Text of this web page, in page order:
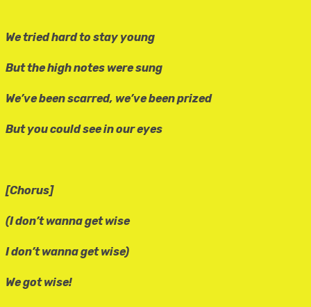
We tried hard to stay young
But the high notes were sung
We’ve been scarred, we’ve been prized
But you could see in our eyes
[Chorus]
(I don’t wanna get wise
I don’t wanna get wise)
We got wise!